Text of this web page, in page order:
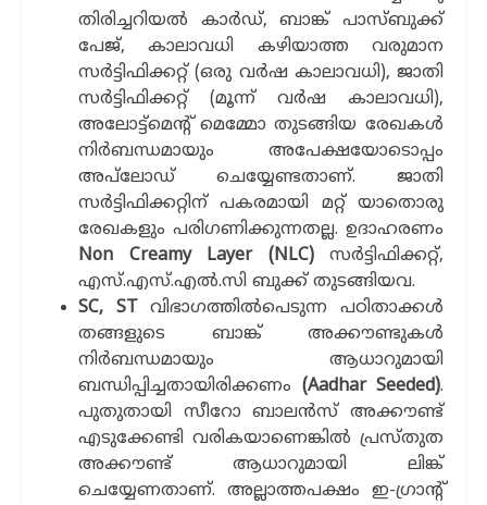
തിരിച്ചറിയല്‍ കാർഡ്, ബാങ്ക് പാസ്ബുക്ക്
പേജ്, കാലാവധി കഴിയാത്ത വരുമാന
സർട്ടിഫിക്കറ്റ് (ഒരു വര്‍ഷ കാലാവധി), ജാതി
സർട്ടിഫിക്കറ്റ് (മൂന്ന് വര്‍ഷ കാലാവധി),
അലോട്ട്മെന്‍റ് മെമ്മോ തുടങ്ങിയ രേഖകൾ
നിര്‍ബന്ധമായും അപേക്ഷയോടൊപ്പം
അപ്‌ലോഡ് ചെയ്യേണ്ടതാണ്. ജാതി
സര്‍ട്ടിഫിക്കറ്റിന് പകരമായി മറ്റ് യാതൊരു
രേഖകളും പരിഗണിക്കുന്നതല്ല. ഉദാഹരണം
Non Creamy Layer (NLC)സര്‍ട്ടിഫിക്കറ്റ്,
എസ്.എസ്.എല്‍.സി ബുക്ക് തുടങ്ങിയവ.
SC, STവിഭാഗത്തില്‍പെടുന്ന പഠിതാക്കള്‍
തങ്ങളുടെ ബാങ്ക് അക്കൗണ്ടുകള്‍
നിര്‍ബന്ധമായും ആധാറുമായി
ബന്ധിപ്പിച്ചതായിരിക്കണം (Aadhar Seeded).
പുതുതായി സീറോ ബാലന്‍സ് അക്കൗണ്ട്
എടുക്കേണ്ടി വരികയാണെങ്കില്‍ പ്രസ്തുത
അക്കൗണ്ട് ആധാറുമായി ലിങ്ക്
ചെയ്യേണതാണ്. അല്ലാത്തപക്ഷം ഇ-ഗ്രാന്‍റ്